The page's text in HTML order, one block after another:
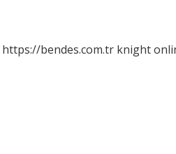
https://bendes.com.tr knight